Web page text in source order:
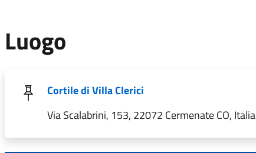
Luogo
Cortile di Villa Clerici
Via Scalabrini, 153, 22072 Cermenate CO, Italia